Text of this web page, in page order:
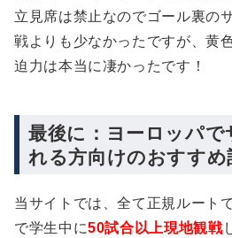
立見席は禁止なのでゴール裏の
戦よりも少なかったですが、黄
迫力は本当に凄かったです！
最後に：ヨーロッパで
れる方向けのおすすめ
当サイトでは、全て正規ルート
で学生中に50試合以上現地観戦